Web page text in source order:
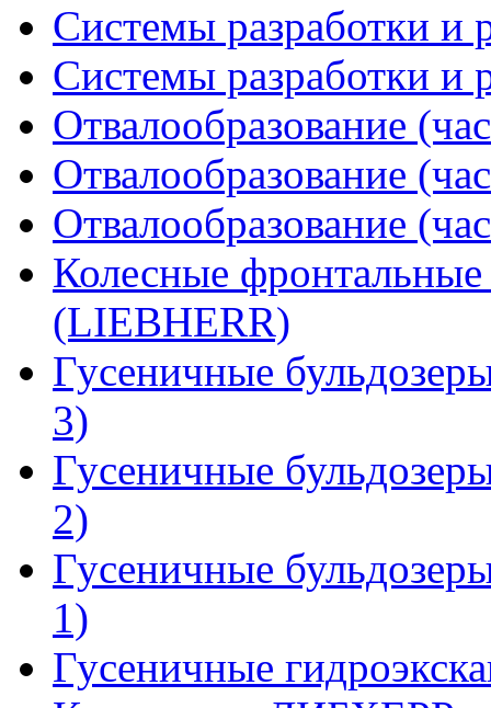
Системы разработки и
Системы разработки и
Отвалообразование
Отвалообразование
Отвалообразование
Колесные
(LIEBHERR)
Гусеничные
3)
Гусеничные
2)
Гусеничные
1)
Гусеничные